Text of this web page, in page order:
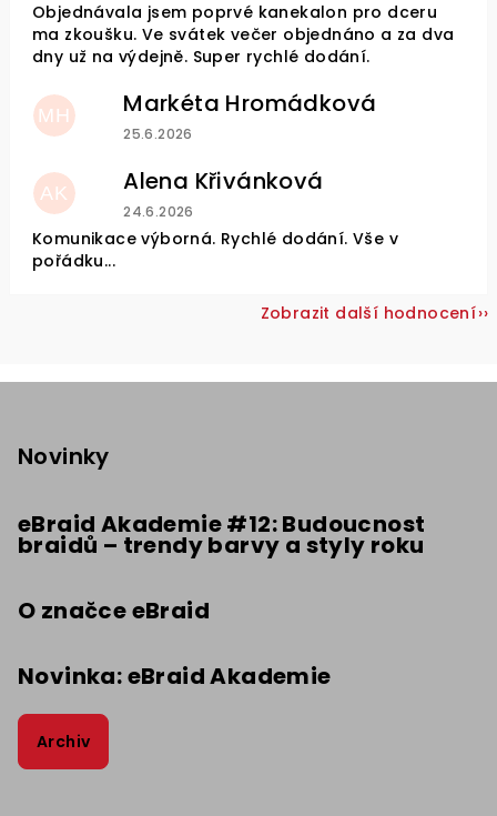
Objednávala jsem poprvé kanekalon pro dceru
ma zkoušku. Ve svátek večer objednáno a za dva
dny už na výdejně. Super rychlé dodání.
MH Markéta Hromádková
Hodnocení obchodu je 5 z 5 hvězdiček.
25.6.2026
AK Alena Křivánková
Hodnocení obchodu je 5 z 5 hvězdiček.
24.6.2026
Komunikace výborná. Rychlé dodání. Vše v
pořádku...
Zobrazit další hodnocení
Novinky
eBraid Akademie #12: Budoucnost
braidů – trendy barvy a styly roku
O značce eBraid
Novinka: eBraid Akademie
Archiv